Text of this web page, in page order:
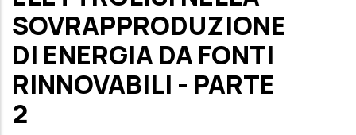
SOVRAPPRODUZIONE
DI ENERGIA DA FONTI
RINNOVABILI - PARTE
2